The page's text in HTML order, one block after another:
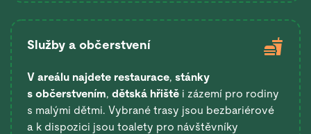
Služby a občerstvení
V areálu najdete restaurace, stánky
s občerstvením, dětská hřiště i zázemí pro rodiny
s malými dětmi. Vybrané trasy jsou bezbariérové
a k dispozici jsou toalety pro návštěvníky